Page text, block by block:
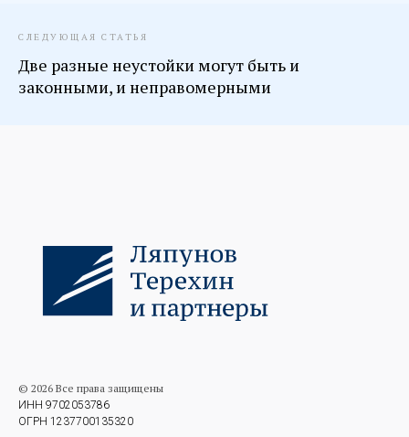
СЛЕДУЮЩАЯ СТАТЬЯ
Две разные неустойки могут быть и
законными, и неправомерными
© 2026 Все права защищены
ИНН 9702053786
ОГРН 1237700135320